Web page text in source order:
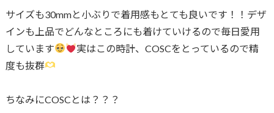
サイズも30mmと小ぶりで着用感もとても良いです！！デザ
インも上品でどんなところにも着けていけるので毎日愛用
しています
実はこの時計、COSCをとっているので精
度も抜群
ちなみにCOSCとは？？？